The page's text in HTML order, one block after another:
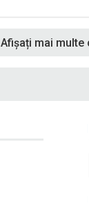
Afișați mai multe